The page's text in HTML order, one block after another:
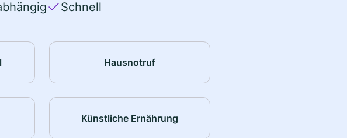
Schnell
Hausnotruf
Künstliche Ernährung